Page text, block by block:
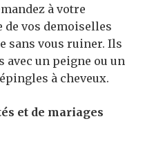
à votre
de vos demoiselles
sans vous ruiner. Ils
avec un peigne ou un
à cheveux.
et de mariages